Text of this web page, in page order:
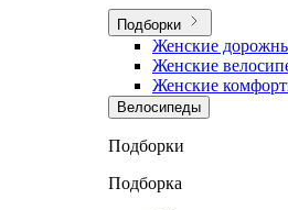
Подборки
Женские
Женские
Женские
Велосипеды
Подборки
Подборка